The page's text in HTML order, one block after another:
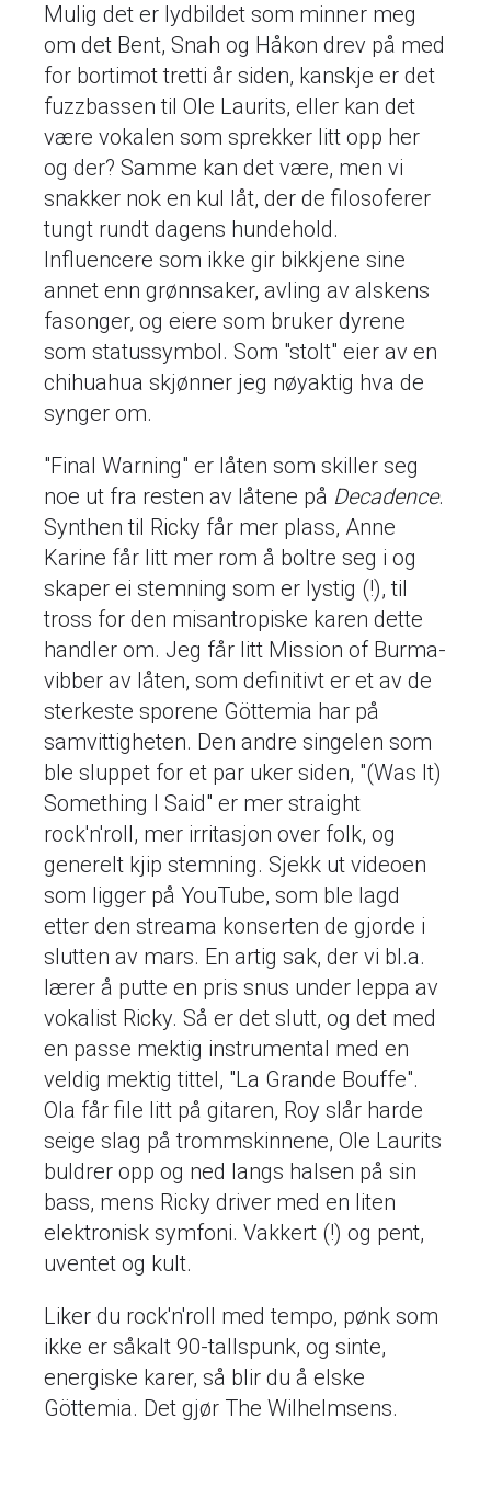
Mulig det er lydbildet som minner meg
om det Bent, Snah og Håkon drev på med
for bortimot tretti år siden, kanskje er det
fuzzbassen til Ole Laurits, eller kan det
være vokalen som sprekker litt opp her
og der? Samme kan det være, men vi
snakker nok en kul låt, der de filosoferer
tungt rundt dagens hundehold.
Influencere som ikke gir bikkjene sine
annet enn grønnsaker, avling av alskens
fasonger, og eiere som bruker dyrene
som statussymbol. Som "stolt" eier av en
chihuahua skjønner jeg nøyaktig hva de
synger om.
"Final Warning" er låten som skiller seg
noe ut fra resten av låtene på Decadence.
Synthen til Ricky får mer plass, Anne
Karine får litt mer rom å boltre seg i og
skaper ei stemning som er lystig (!), til
tross for den misantropiske karen dette
handler om. Jeg får litt Mission of Burma-
vibber av låten, som definitivt er et av de
sterkeste sporene Göttemia har på
samvittigheten. Den andre singelen som
ble sluppet for et par uker siden, "(Was It)
Something I Said" er mer straight
rock'n'roll, mer irritasjon over folk, og
generelt kjip stemning. Sjekk ut videoen
som ligger på YouTube, som ble lagd
etter den streama konserten de gjorde i
slutten av mars. En artig sak, der vi bl.a.
lærer å putte en pris snus under leppa av
vokalist Ricky. Så er det slutt, og det med
en passe mektig instrumental med en
veldig mektig tittel, "La Grande Bouffe".
Ola får file litt på gitaren, Roy slår harde
seige slag på trommskinnene, Ole Laurits
buldrer opp og ned langs halsen på sin
bass, mens Ricky driver med en liten
elektronisk symfoni. Vakkert (!) og pent,
uventet og kult.
Liker du rock'n'roll med tempo, pønk som
ikke er såkalt 90-tallspunk, og sinte,
energiske karer, så blir du å elske
Göttemia. Det gjør The Wilhelmsens.